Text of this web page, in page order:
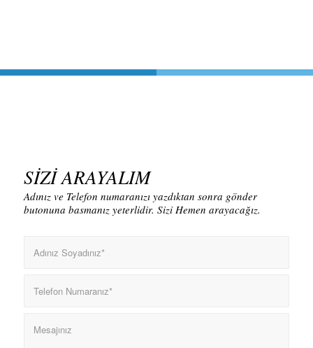
SİZİ ARAYALIM
Adınız ve Telefon numaranızı yazdıktan sonra gönder
butonuna basmanız yeterlidir. Sizi Hemen arayacağız.